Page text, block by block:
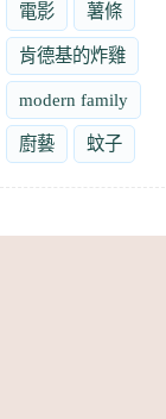
電影 薯條
肯德基的炸雞
modern family
廚藝 蚊子